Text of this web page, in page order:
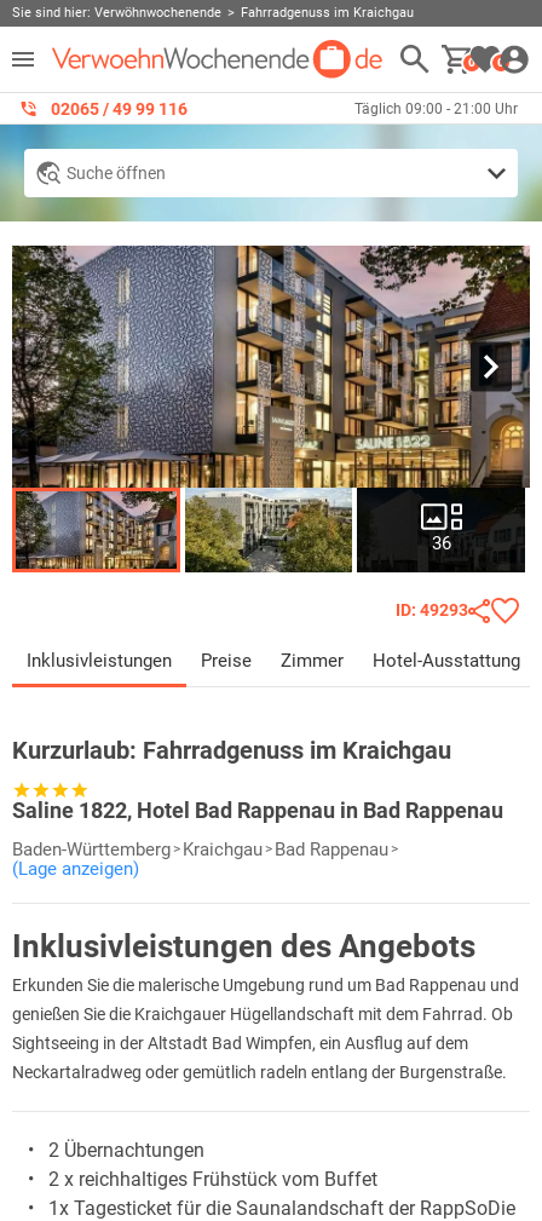
Sie sind hier: Verwöhnwochenende Fahrradgenuss im Kraichgau
0 0
02065 / 49 ‌99 116 Täglich 09:00 - 21:00 Uhr
Suche öffnen
36
ID: 49293
Inklusivleistungen Preise Zimmer Hotel-Ausstattung
Kurzurlaub: Fahrradgenuss im Kraichgau
Saline 1822, Hotel Bad Rappenau in Bad Rappenau
Baden-Württemberg Kraichgau
Bad Rappenau
(Lage anzeigen)
Inklusivleistungen des Angebots
Erkunden Sie die malerische Umgebung rund um Bad Rappenau und
genießen Sie die Kraichgauer Hügellandschaft mit dem Fahrrad. Ob
Sightseeing in der Altstadt Bad Wimpfen, ein Ausflug auf dem
Neckartalradweg oder gemütlich radeln entlang der Burgenstraße.
2 Übernachtungen
2 x reichhaltiges Frühstück vom Buffet
1x Tagesticket für die Saunalandschaft der RappSoDie